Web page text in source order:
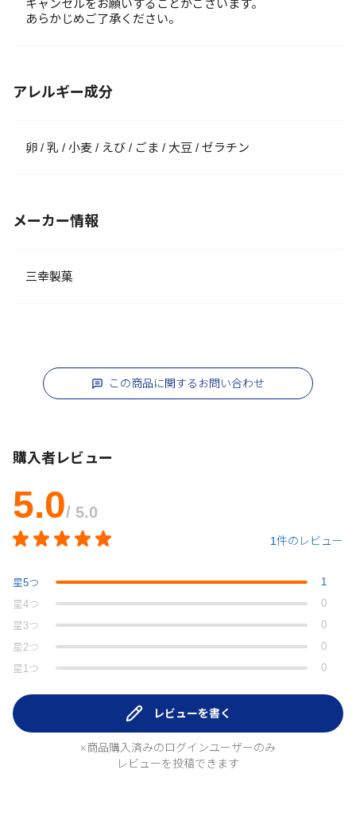
キャンセルをお願いすることがございます。
あらかじめご了承ください。
アレルギー成分
卵 / 乳 / 小麦 / えび / ごま / 大豆 / ゼラチン
メーカー情報
三幸製菓
この商品に関するお問い合わせ
購入者レビュー
5.0/ 5.0
1件のレビュー
星5つ
1
星4つ
0
星 3つ
0
星 2つ
0
星 1つ 0
レビューを書く
※商品購入済みのログインユーザーのみ
レビューを投稿できます